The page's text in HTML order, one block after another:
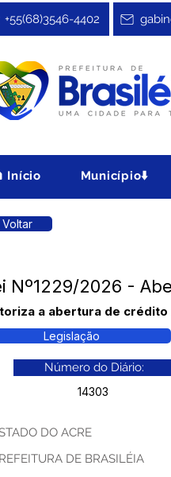
+55(68)3546-4402
Início Município⬇️
Voltar
Nº1229/2026 -
a abertura de
Legislação
Número do Diário:
14303
DO ACRE
DE BRASILÉIA